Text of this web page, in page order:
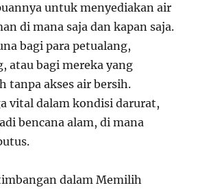
untuk menyediakan air
di mana saja dan kapan saja.
bagi para petualang,
atau bagi mereka yang
tanpa akses air bersih.
vital dalam kondisi darurat,
bencana alam, di mana
dalam Memilih